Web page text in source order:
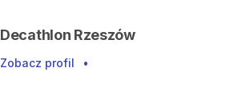
Decathlon Rzeszów
Zobacz profil •